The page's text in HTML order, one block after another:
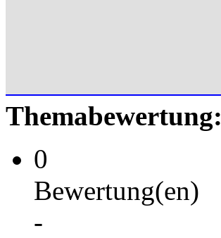
Themabewertung:
0
Bewertung(en)
-